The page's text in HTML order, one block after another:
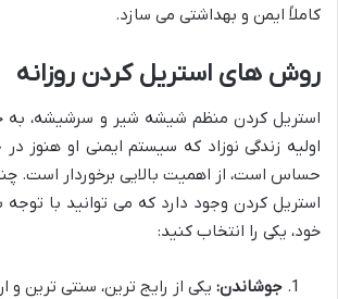
کاملاً ایمن و بهداشتی می سازد.
روش های استریل کردن روزانه
استریل کردن منظم شیشه شیر و سرشیشه،
اولیه زندگی نوزاد که سیستم ایمنی او هنوز
حساس است، از اهمیت بالایی برخوردار است.
استریل کردن وجود دارد که می توانید با توجه
خود، یکی را انتخاب کنید:
جوشاندن: یکی از رایج ترین، سنتی ترین و